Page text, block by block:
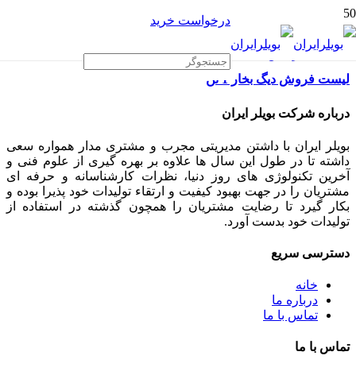
درخواست خرید
لیست فروش دیگ بخار 1 تن
درباره شرکت بویلر ایران
بویلر ایران با داشتن مدیریتی مجرب و مشتری مدار همواره سعی
داشته تا در طول این سال ها علاوه بر بهره گیری از علوم فنی و
آخرین تکنولوژی های روز دنیا، نظرات کارشناسانه و حرفه ای
مشتریان را در جهت بهبود کیفیت و ارتقاء تولیدات خود پذیرا بوده و
بکار گیرد تا رضایت مشتریان را همچون گذشته در استفاده از
تولیدات خود بدست آورد.
دسترسی سریع
خانه
درباره ما
تماس با ما
تماس با ما